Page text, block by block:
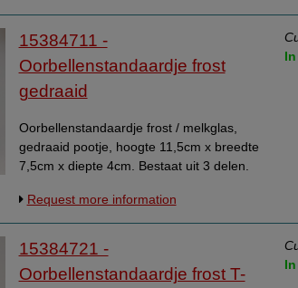
15384711 -
Oorbellenstandaardje frost
gedraaid
Oorbellenstandaardje frost / melkglas,
gedraaid pootje, hoogte 11,5cm x breedte
7,5cm x diepte 4cm. Bestaat uit 3 delen.
voorraad strekt.
Request more information
15384721 -
Oorbellenstandaardje frost T-